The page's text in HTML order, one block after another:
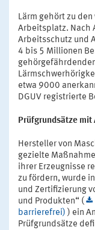
Lärm gehört zu
Arbeitsplatz. Nach
Arbeitsschutz und
4 bis 5 Millionen
etwa 9000
DGUV registrierte
Prüfgrundsätze
Hersteller von
gezielte
ihrer Erzeugnisse
zu fördern, wurde
und Zertifizierung
und Produkten“ (
barrierefrei) ) ein
Prüfgrundsätze